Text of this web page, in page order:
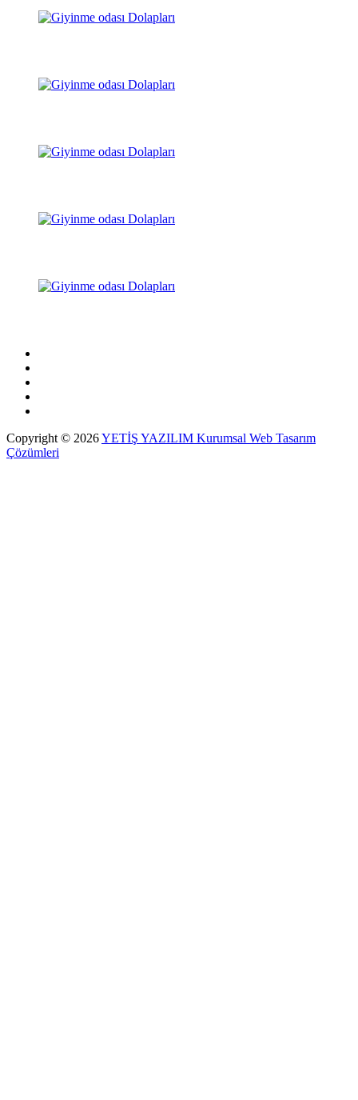
Copyright © 2026YETİŞ YAZILIM Kurumsal Web Tasarım
Çözümleri